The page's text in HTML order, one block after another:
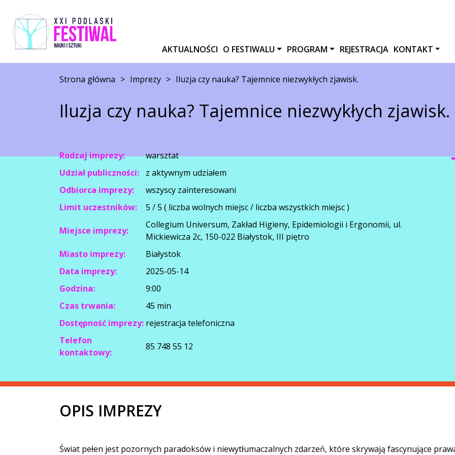
AKTUALNOŚCI O FESTIWALU PROGRAM REJESTRACJA KONTAKT
Strona główna > Imprezy > Iluzja czy nauka? Tajemnice niezwykłych zjawisk.
Iluzja czy nauka? Tajemnice niezwykłych zjawisk.
Rodzaj imprezy:
warsztat
Udział publiczności:
z aktywnym udziałem
Odbiorca imprezy:
wszyscy zainteresowani
Limit uczestników:
5 / 5 ( liczba wolnych miejsc / liczba wszystkich miejsc )
Miejsce imprezy:
Collegium Universum, Zakład Higieny, Epidemiologii i Ergonomii, ul.
Mickiewicza 2c, 150-022 Białystok, III piętro
Miasto imprezy:
Białystok
Data imprezy:
2025-05-14
Godzina:
9:00
Czas trwania:
45 min
Dostępność imprezy: rejestracja telefoniczna
Telefon
kontaktowy:
85 748 55 12
OPIS IMPREZY
Świat pełen jest pozornych paradoksów i niewytłumaczalnych zdarzeń, które skrywają fascynujące